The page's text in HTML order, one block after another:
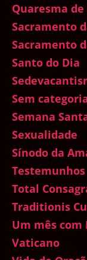
Quaresma
Sacramento
Sacramento
Santo do Dia
Sem
Semana
Sexualidade
Sínodo da
Testemunhos
Total
Traditionis
Um mês com
Vaticano